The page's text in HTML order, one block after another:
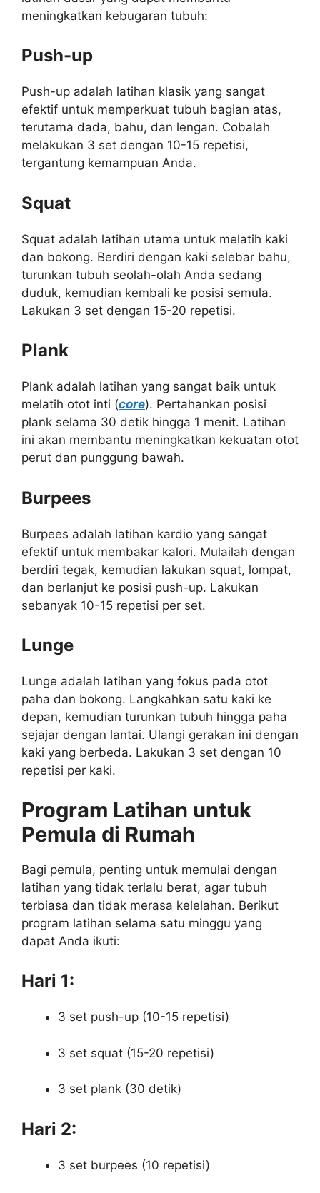
meningkatkan kebugaran tubuh:
Push-up
Push-up adalah latihan klasik yang sangat
efektif untuk memperkuat tubuh bagian atas,
terutama dada, bahu, dan lengan. Cobalah
melakukan 3 set dengan 10-15 repetisi,
tergantung kemampuan Anda.
Squat
Squat adalah latihan utama untuk melatih kaki
dan bokong. Berdiri dengan kaki selebar bahu,
turunkan tubuh seolah-olah Anda sedang
duduk, kemudian kembali ke posisi semula.
Lakukan 3 set dengan 15-20 repetisi.
Plank
Plank adalah latihan yang sangat baik untuk
melatih otot inti (core). Pertahankan posisi
plank selama 30 detik hingga 1 menit. Latihan
ini akan membantu meningkatkan kekuatan otot
perut dan punggung bawah.
Burpees
Burpees adalah latihan kardio yang sangat
efektif untuk membakar kalori. Mulailah dengan
berdiri tegak, kemudian lakukan squat, lompat,
dan berlanjut ke posisi push-up. Lakukan
sebanyak 10-15 repetisi per set.
Lunge
Lunge adalah latihan yang fokus pada otot
paha dan bokong. Langkahkan satu kaki ke
depan, kemudian turunkan tubuh hingga paha
sejajar dengan lantai. Ulangi gerakan ini dengan
kaki yang berbeda. Lakukan 3 set dengan 10
repetisi per kaki.
Program Latihan untuk
Pemula di Rumah
Bagi pemula, penting untuk memulai dengan
latihan yang tidak terlalu berat, agar tubuh
terbiasa dan tidak merasa kelelahan. Berikut
program latihan selama satu minggu yang
dapat Anda ikuti:
Hari 1:
3 set push-up (10-15 repetisi)
3 set squat (15-20 repetisi)
3 set plank (30 detik)
Hari 2:
3 set burpees (10 repetisi)